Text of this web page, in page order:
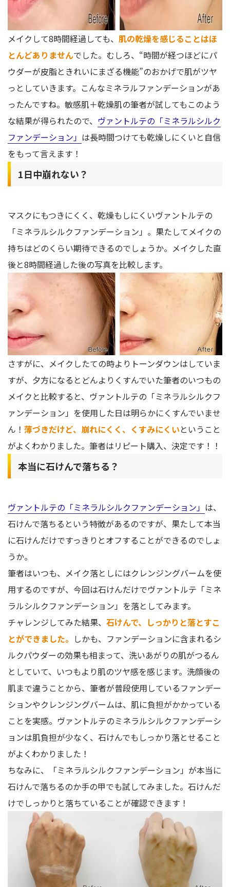
メイクして8時間経過しても、 肌の乾燥を感じることはほ
とんどありませんでした。むしろ、“時間が経つほどにパ
ウダーが皮脂ときれいにまざる機能”のおかげで肌がツヤ
っとしていきます。こんなミネラルファンデーションがあ
ったんですね。敏感肌＋乾燥肌の筆者が試してもこのよう
な結果が得られたので、 ヴァントルテの「ミネラルシルク
ファンデーション」 は長時間つけても乾燥しにくいと自信
をもって言えます！
1日中崩れない？
マスクにもつきにくく、乾燥もしにくいヴァントルテの
「ミネラルシルクファンデーション」。果たしてメイクの
持ちはどのくらい期待できるのでしょうか。メイクした直
後と8時間経過した後の写真を比較します。
さすがに、メイクしたての時よりトーンダウンはしていま
すが、夕方になるとどんよりくすんでいた筆者のいつもの
メイクと比較すると、ヴァントルテの「ミネラルシルクフ
ァンデーション」を使用した日は明らかにくすんでいませ
ん！ 薄づきだけど、崩れにくく、くすみにくいということ
がよくわかりました。筆者はリピート購入、決定です！！
本当に石けんで落ちる？
ヴァントルテの「ミネラルシルクファンデーション」 は、
石けんで落ちるという特徴があるのですが、果たして本当
に石けんだけですっきりとオフすることができるのでしょ
うか。
筆者はいつも、メイク落としにはクレンジングバームを使
用するのですが、今回は石けんだけでヴァントルテ「ミネ
ラルシルクファンデーション」を落としてみます。
チャレンジしてみた結果、 石けんで、しっかりと落とすこ
とができました。 しかも、ファンデーションに含まれるシ
ルクパウダーの効果も相まって、洗いあがりの肌がつるん
としていて、いつもより肌のツヤ感を感じます。洗顔後の
肌まで違うことから、筆者が普段使用しているファンデー
ションやクレンジングバームは、肌に負担がかかっている
ことを実感。ヴァントルテのミネラルシルクファンデーシ
ョンは肌負担が少なく、石けんでもしっかり落とせること
がよくわかりました！
ちなみに、「ミネラルシルクファンデーション」が本当に
石けんで落ちるのか手の甲でも試してみました。石けんだ
けでしっかりと落ちていることが確認できます！